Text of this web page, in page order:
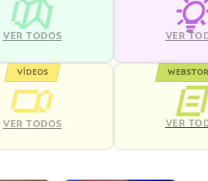
VER TODOS VER
VÍDEOS
VER TODOS VER